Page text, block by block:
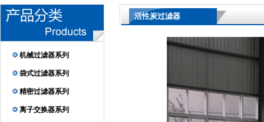
机械过滤器系列
袋式过滤器系列
精密过滤器系列
离子交换器系列
活性炭过滤器